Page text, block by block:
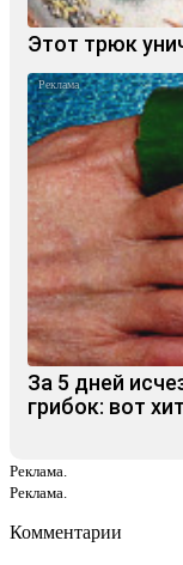
Этот трюк
За 5 дней
грибок: вот
Реклама.
Реклама.
Комментарии